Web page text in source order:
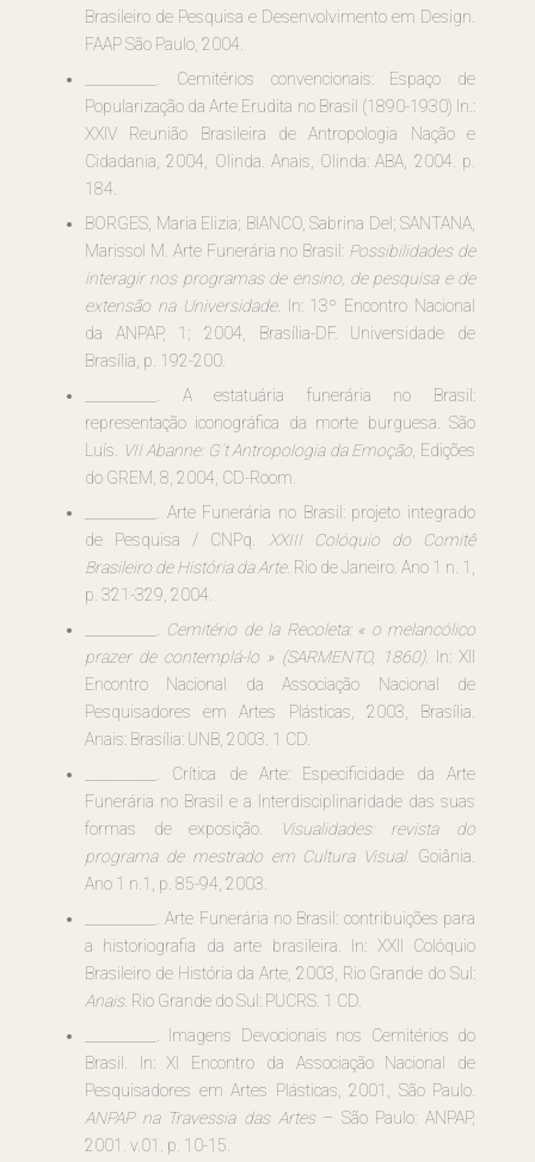
Brasileiro de Pesquisa e Desenvolvimento em Design.
FAAP São Paulo, 2004.
__________. Cemitérios convencionais: Espaço de
Popularização da Arte Erudita no Brasil (1890-1930) In.:
XXIV Reunião Brasileira de Antropologia Nação e
Cidadania, 2004, Olinda. Anais, Olinda: ABA, 2004. p.
184.
BORGES, Maria Elizia; BIANCO, Sabrina Del; SANTANA,
Marissol M. Arte Funerária no Brasil: Possibilidades de
interagir nos programas de ensino, de pesquisa e de
extensão na Universidade. In: 13º Encontro Nacional
da ANPAP, 1; 2004, Brasília-DF. Universidade de
Brasília, p. 192-200.
__________. A estatuária funerária no Brasil:
representação iconográfica da morte burguesa. São
Luís.
VII Abanne: G´t Antropologia da Emoção , Edições
do GREM, 8, 2004, CD-Room.
__________. Arte Funerária no Brasil: projeto integrado
de Pesquisa / CNPq. XXIII Colóquio do Comitê
Brasileiro de História da Arte. Rio de Janeiro. Ano 1 n. 1,
p. 321-329, 2004.
Cemitério de la Recoleta: « o melancólico
prazer de contemplá-lo » (SARMENTO, 1860).
In: XII
Encontro Nacional da Associação Nacional de
Pesquisadores em Artes Plásticas, 2003, Brasília.
Anais: Brasília: UNB, 2003. 1 CD.
__________. Crítica de Arte: Especificidade da Arte
Funerária no Brasil e a Interdisciplinaridade das suas
formas de exposição.
Visualidades: revista do
programa de mestrado em Cultura Visual. Goiânia.
Ano 1 n.1, p. 85-94, 2003.
__________. Arte Funerária no Brasil: contribuições para
a historiografia da arte brasileira. In: XXII Colóquio
Brasileiro de História da Arte, 2003, Rio Grande do Sul:
Anais. Rio Grande do Sul: PUCRS. 1 CD.
__________. Imagens Devocionais nos Cemitérios do
Brasil. In: XI Encontro da Associação Nacional de
Pesquisadores em Artes Plásticas, 2001, São Paulo.
ANPAP na Travessia das Artes– São Paulo: ANPAP,
2001. v.01. p. 10-15.